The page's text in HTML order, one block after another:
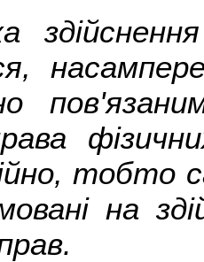
тобто
на